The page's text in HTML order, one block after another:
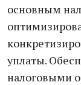
основным
уплаты.
налоговыми